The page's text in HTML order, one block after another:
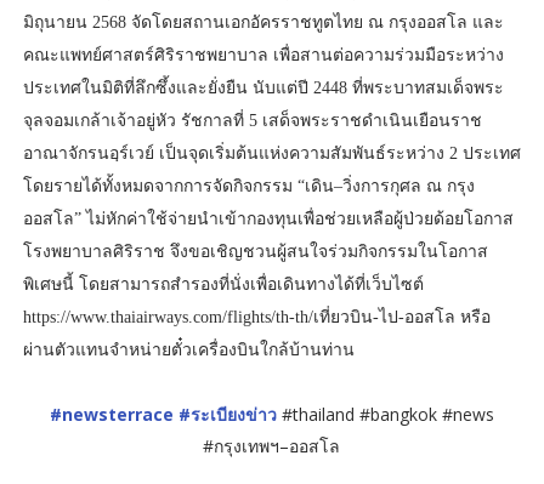
มิถุนายน 2568 จัดโดยสถานเอกอัครราชทูตไทย ณ กรุงออสโล และ
คณะแพทย์ศาสตร์ศิริราชพยาบาล เพื่อสานต่อความร่วมมือระหว่าง
ประเทศในมิติที่ลึกซึ้งและยั่งยืน นับแต่ปี 2448 ที่พระบาทสมเด็จพระ
จุลจอมเกล้าเจ้าอยู่หัว รัชกาลที่ 5 เสด็จพระราชดำเนินเยือนราช
อาณาจักรนอฺร์เวย์ เป็นจุดเริ่มต้นแห่งความสัมพันธ์ระหว่าง 2 ประเทศ
โดยรายได้ทั้งหมดจากการจัดกิจกรรม “เดิน–วิ่งการกุศล ณ กรุง
ออสโล” ไม่หักค่าใช้จ่ายนำเข้ากองทุนเพื่อช่วยเหลือผู้ป่วยด้อยโอกาส
โรงพยาบาลศิริราช จึงขอเชิญชวนผู้สนใจร่วมกิจกรรมในโอกาส
พิเศษนี้ โดยสามารถสำรองที่นั่งเพื่อเดินทางได้ที่เว็บไซต์
https://www.thaiairways.com/flights/th-th/เที่ยวบิน-ไป-ออสโล หรือ
ผ่านตัวแทนจำหน่ายตั๋วเครื่องบินใกล้บ้านท่าน
#newsterrace #ระเบียงข่าว#thailand #bangkok #news
#กรุงเทพฯ–ออสโล